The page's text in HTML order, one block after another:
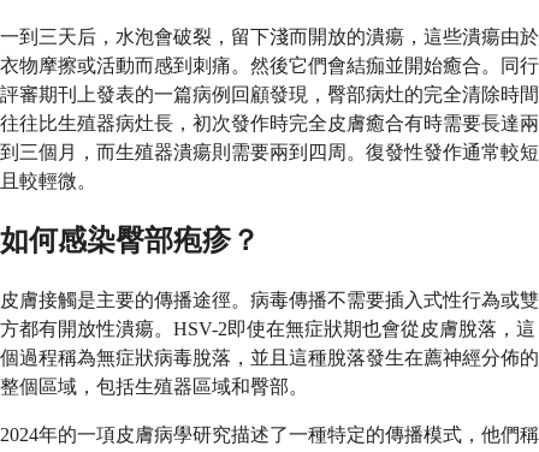
一到三天后，水泡會破裂，留下淺而開放的潰瘍，這些潰瘍由於
衣物摩擦或活動而感到刺痛。然後它們會結痂並開始癒合。同行
評審期刊上發表的一篇病例回顧發現，臀部病灶的完全清除時間
往往比生殖器病灶長，初次發作時完全皮膚癒合有時需要長達兩
到三個月，而生殖器潰瘍則需要兩到四周。復發性發作通常較短
且較輕微。
如何感染臀部疱疹？
皮膚接觸是主要的傳播途徑。病毒傳播不需要插入式性行為或雙
方都有開放性潰瘍。HSV-2即使在無症狀期也會從皮膚脫落，這
個過程稱為無症狀病毒脫落，並且這種脫落發生在薦神經分佈的
整個區域，包括生殖器區域和臀部。
2024年的一項皮膚病學研究描述了一種特定的傳播模式，他們稱